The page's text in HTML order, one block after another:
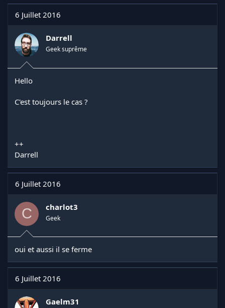
6 Juillet 2016
Darrell
Geek suprême
Hello
C'est toujours le cas ?
++
Darrell
6 Juillet 2016
C charlot3
Geek
oui et aussi il se ferme
6 Juillet 2016
Gaelm31